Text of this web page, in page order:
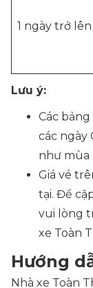
1 ngày trở lên
Lưu ý:
Các
các ngày
như mùa
Giá vé
tại. Để
vui lòng
xe Toàn
Hướng
Nhà xe Toàn